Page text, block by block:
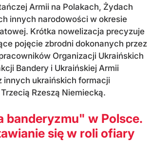
Armii na Polakach, Żydach
innych narodowości w okresie
Krótka nowelizacja precyzuje
pojęcie zbrodni dokonanych przez
Organizacji Ukraińskich
Bandery i Ukraińskiej Armii
innych ukraińskich formacji
Rzeszą Niemiecką.
banderyzmu" w Polsce.
się w roli ofiary